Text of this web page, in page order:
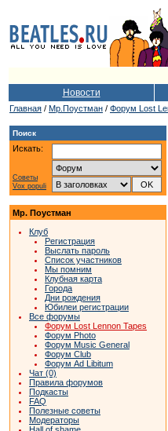
Новости
Главная / Мр.Поустман / Форум Lost
Поиск
Искать:
Советы
Vox populi
Мр. Поустман
Клуб
Регистрация
Выслать пароль
Список участников
Мы помним
Клубная карта
Города
Дни рождения
Юбилеи регистрации
Все форумы
Форум Lost Lennon Tapes
Форум Photo
Форум Music General
Форум Club
Форум Ad Libitum
Чат (0)
Правила форумов
Подкасты
FAQ
Полезные советы
Модераторы